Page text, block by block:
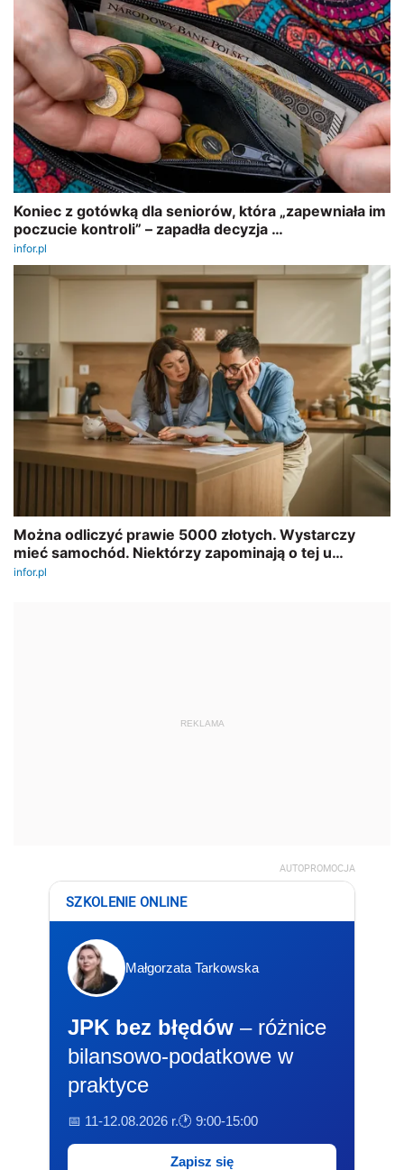
REKLAMA
AUTOPROMOCJA
SZKOLENIE ONLINE
Małgorzata Tarkowska
JPK bez błędów – różnice
bilansowo-podatkowe w
praktyce
📅 11-12.08.2026 r.🕐 9:00-15:00
Zapisz się